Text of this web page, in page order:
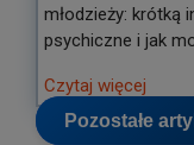
młodzieży: krótką
psychiczne i jak
Czytaj więcej
Pozostałe